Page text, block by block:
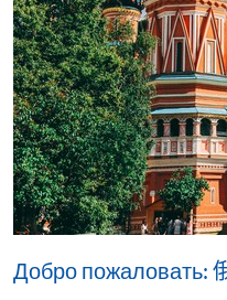
Добро пожаловать: